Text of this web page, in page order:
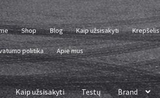
Shop Blog Kaip užsisakyti Krepšelis
politika Apie mus
Kaip užsisakyti Testų Brand